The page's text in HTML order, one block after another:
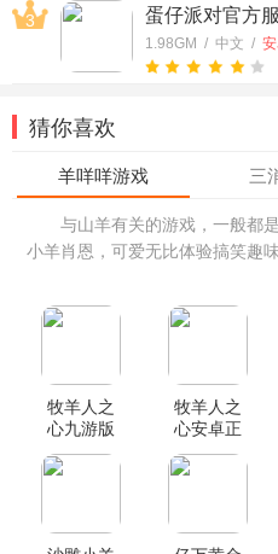
3 蛋仔派对官方
1.98GM / 中文 /
猜你喜欢
与山羊有关的游戏，一般都
小羊肖恩，可爱无比体验搞笑趣
牧羊人之
心九游版
牧羊人之
心安卓正
式版